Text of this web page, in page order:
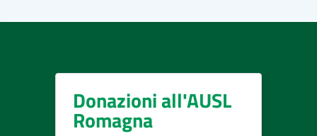
Donazioni all'AUSL
Romagna